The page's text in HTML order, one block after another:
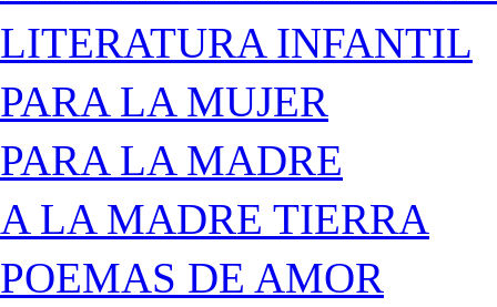
LITERATURA INFANTIL
PARA LA MUJER
PARA LA MADRE
A LA MADRE TIERRA
POEMAS DE AMOR